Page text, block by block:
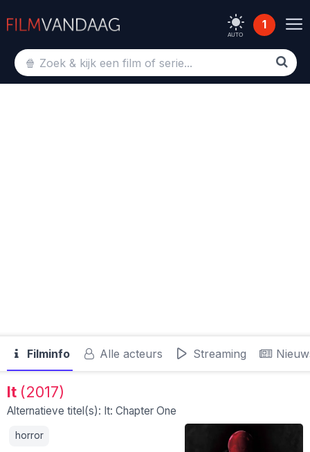
AUTO
1
Filminfo Alle acteurs Streaming
It (2017)
Alternatieve titel(s): It: Chapter One
horror